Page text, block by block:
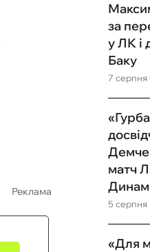
Реклама
7 серпня
за
у ЛК і
Баку
5 серпня
матч
«Для